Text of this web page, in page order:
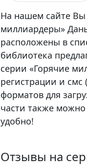
На нашем сайте Вы
миллиардеры»
расположены в
библиотека
серии «Горячие
регистрации и
форматов для
части также
удобно!
Отзывы на